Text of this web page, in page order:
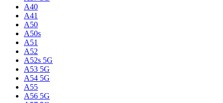
A40
A41
A50
A50s
A51
A52
A52s 5G
A53 5G
A54 5G
A55
A56 5G